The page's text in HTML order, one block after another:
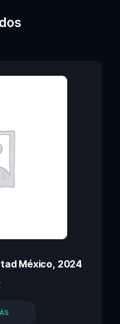
Oz Libertad México, 2024